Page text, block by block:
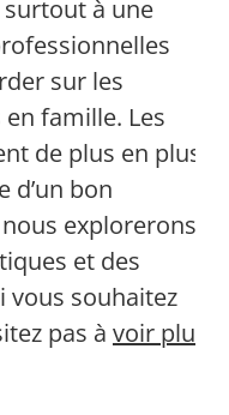
à une
sur les
famille. Les
de plus en plus
d’un bon
explorerons
et des
vous souhaitez
pas à voir plus